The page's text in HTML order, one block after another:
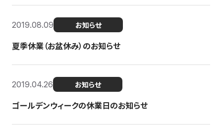
2019.08.09 お知らせ
夏季休業（お盆休み）のお知らせ
2019.04.26 お知らせ
ゴールデンウィークの休業日のお知らせ